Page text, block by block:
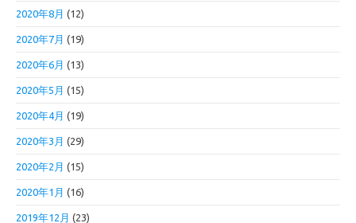
2020年8月 (12)
2020年7月 (19)
2020年6月 (13)
2020年5月 (15)
2020年4月 (19)
2020年3月 (29)
2020年2月 (15)
2020年1月 (16)
2019年12月 (23)